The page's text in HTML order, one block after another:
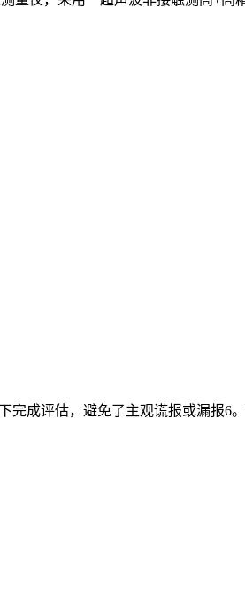
成评估，避免了主观谎报或漏报6。